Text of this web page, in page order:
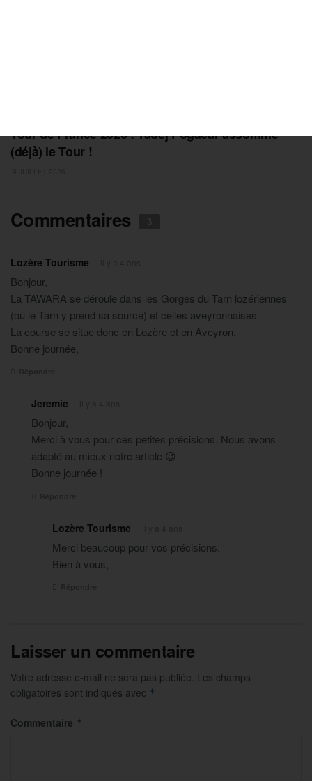
Tour de France 2026 : Tadej Pogacar assomme
(déjà) le Tour !
Commentaires
Lozère Tourisme
Bonjour,
La TAWARA se déroule dans les Gorges du Tarn lozériennes
(où le Tarn y prend sa source) et celles aveyronnaises.
La course se situe donc en Lozère et en Aveyron.
Bonne journée,
Jeremie
Bonjour,
Merci à vous pour ces petites précisions. Nous avons
adapté au mieux notre article 😉
Bonne journée !
Lozère Tourisme
Merci beaucoup pour vos précisions.
Bien à vous,
Laisser un commentaire
Votre adresse e-mail ne sera pas publiée. Les champs
obligatoires sont indiqués avec *
Commentaire *